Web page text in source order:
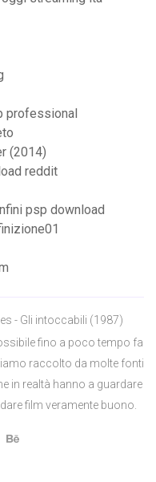
professional
(2014)
reddit
psp download
- Gli intoccabili (1987)
fino a poco tempo fa
raccolto da molte fonti
in realtà hanno a guardare
film veramente buono.